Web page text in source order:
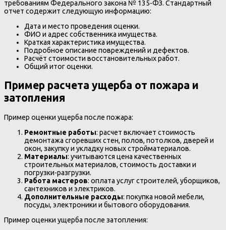
требованиям Федерального закона № 135-ФЗ. Стандартный
отчет содержит следующую информацию:
Дата и место проведения оценки.
ФИО и адрес собственника имущества.
Краткая характеристика имущества.
Подробное описание повреждений и дефектов.
Расчёт стоимости восстановительных работ.
Общий итог оценки.
Пример расчета ущерба от пожара и
затопления
Пример оценки ущерба после пожара:
Ремонтные работы: расчет включает стоимость
демонтажа сгоревших стен, полов, потолков, дверей и
окон, закупку и укладку новых стройматериалов.
Материалы: учитываются цена качественных
строительных материалов, стоимость доставки и
погрузки-разгрузки.
Работа мастеров: оплата услуг строителей, уборщиков,
сантехников и электриков.
Дополнительные расходы: покупка новой мебели,
посуды, электроники и бытового оборудования.
Пример оценки ущерба после затопления: